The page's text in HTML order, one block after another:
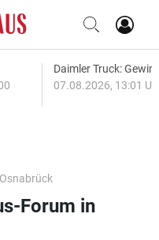
Daimler Truck:
07.08.2026, 13:01
Forum in